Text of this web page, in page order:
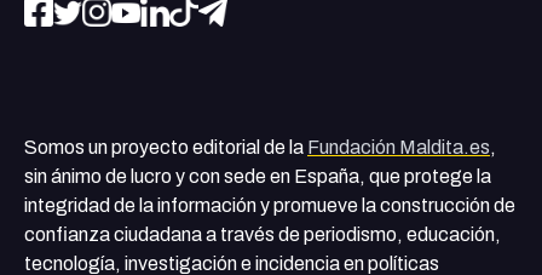
Somos un proyecto editorial de la Fundación Maldita.es,
sin ánimo de lucro y con sede en España, que protege la
integridad de la información y promueve la construcción de
confianza ciudadana a través de periodismo, educación,
tecnología, investigación e incidencia en políticas